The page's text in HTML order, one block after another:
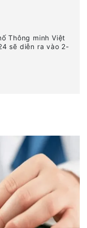
Thông minh Việt
sẽ diễn ra vào 2-